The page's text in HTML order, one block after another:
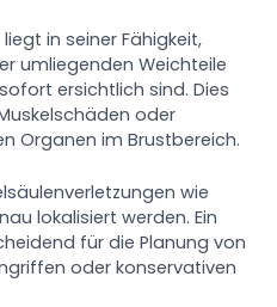
in seiner Fähigkeit,
umliegenden Weichteile
ersichtlich sind. Dies
oder
Organen im Brustbereich.
wie
lokalisiert werden. Ein
für die Planung von
oder konservativen